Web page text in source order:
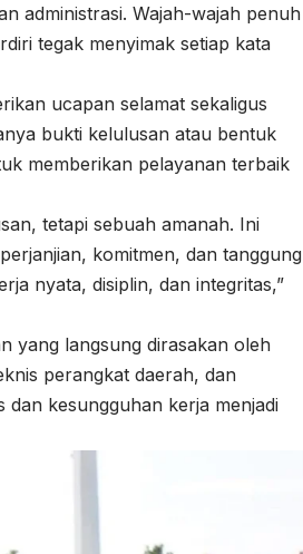
administrasi. Wajah-wajah penuh
tegak menyimak setiap kata
ucapan selamat sekaligus
bukti kelulusan atau bentuk
memberikan pelayanan terbaik
tetapi sebuah amanah. Ini
komitmen, dan tanggung
nyata, disiplin, dan integritas,”
yang langsung dirasakan oleh
perangkat daerah, dan
dan kesungguhan kerja menjadi